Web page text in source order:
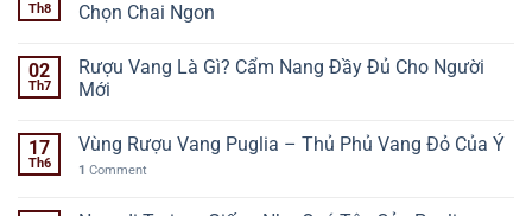
Th8
Chọn Chai Ngon
02
Th7
Rượu Vang Là Gì? Cẩm Nang Đầy Đủ Cho Người
Mới
17
Th6
Vùng Rượu Vang Puglia – Thủ Phủ Vang Đỏ Của Ý
1 Comment